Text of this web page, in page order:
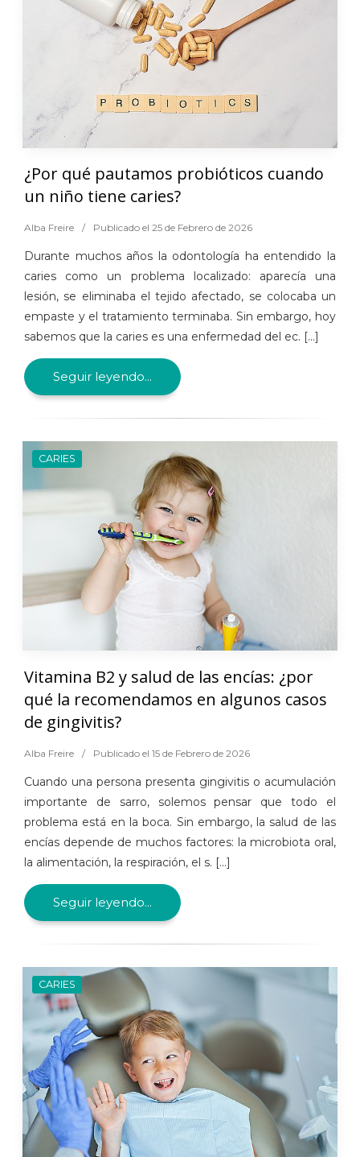
¿Por qué pautamos probióticos cuando
un niño tiene caries?
Alba Freire / Publicado el 25 de Febrero de 2026
Durante muchos años la odontología ha entendido la
caries como un problema localizado: aparecía una
lesión, se eliminaba el tejido afectado, se colocaba un
empaste y el tratamiento terminaba. Sin embargo, hoy
sabemos que la caries es una enfermedad del ec. [...]
Seguir leyendo...
CARIES
Vitamina B2 y salud de las encías: ¿por
qué la recomendamos en algunos casos
de gingivitis?
Alba Freire / Publicado el 15 de Febrero de 2026
Cuando una persona presenta gingivitis o acumulación
importante de sarro, solemos pensar que todo el
problema está en la boca. Sin embargo, la salud de las
encías depende de muchos factores: la microbiota oral,
la alimentación, la respiración, el s. [...]
Seguir leyendo...
CARIES